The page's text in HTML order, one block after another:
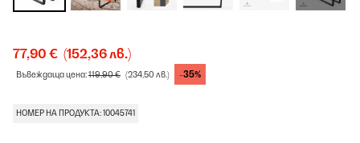
77,90 € (152,36 лв.)
Въвеждаща цена:119,90 € (234,50 лв.) -35%
НОМЕР НА ПРОДУКТА: 10045741